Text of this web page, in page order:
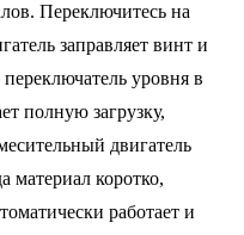
Переключитесь на
заправляет винт и
уровня в
полную загрузку,
двигатель
материал коротко,
работает и